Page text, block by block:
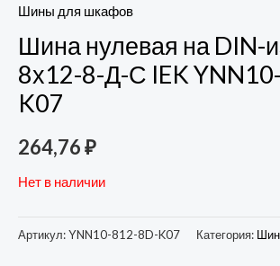
Шины для шкафов
Шина нулевая на DIN-
8х12-8-Д-С IEK
K07
264,76₽
Нет в наличии
Артикул:YNN10-812-8D-K07 Категория: